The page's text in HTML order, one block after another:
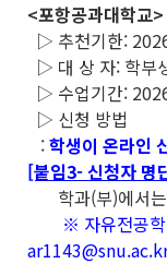
<포항공과대학교>
▷ 추천기한:
▷ 대 상 자: 학부
▷ 수업기간:
▷ 신청 방법
:학생이 온라인
[붙임3- 신청자 명
학과(부)에서는
※ 자유전공